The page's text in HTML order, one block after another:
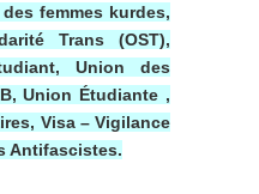
femmes kurdes,
Trans (OST),
Union des
Union Étudiante ,
Visa – Vigilance
Antifascistes.